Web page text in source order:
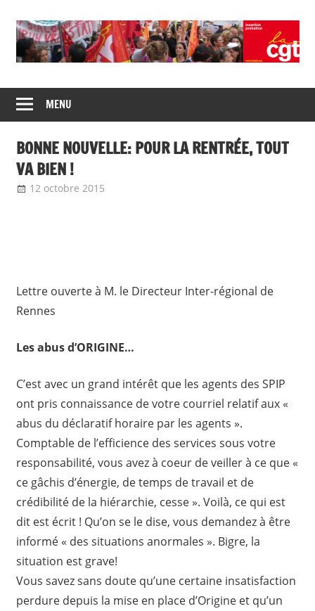
content
CGT
insertion
probation
de
syndicats
CGT
insertion
probation
MENU
BONNE NOUVELLE: POUR LA RENTRÉE, TOUT
VA BIEN !
12 octobre 2015
Lettre ouverte à M. le Directeur Inter-régional de
Rennes
Les abus d’ORIGINE…
C’est avec un grand intérêt que les agents des SPIP
ont pris connaissance de votre courriel relatif aux «
abus du déclaratif horaire par les agents ».
Comptable de l’efficience des services sous votre
responsabilité, vous avez à coeur de veiller à ce que «
ce gâchis d’énergie, de temps de travail et de
crédibilité de la hiérarchie, cesse ». Voilà, ce qui est
dit est écrit ! Qu’on se le dise, vous demandez à être
informé « des situations anormales ». Bigre, la
situation est grave!
Vous savez sans doute qu’une certaine insatisfaction
perdure depuis la mise en place d’Origine et qu’un